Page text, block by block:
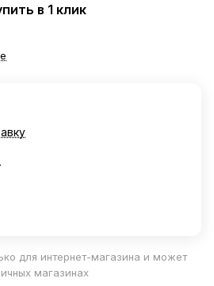
в 1 клик
для интернет-магазина и может
магазинах